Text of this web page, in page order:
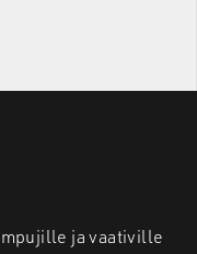
ja vaativille